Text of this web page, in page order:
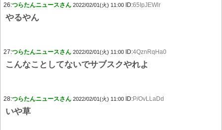
26:つらたんニュースさん 2022/02/01(火) 11:00 ID:65IpJEWlr
やるやん
27:つらたんニュースさん 2022/02/01(火) 11:00 ID:4QznRqHa0
こんなことしてないでサブスクやれよ
28:つらたんニュースさん 2022/02/01(火) 11:00 ID:P/OvLLaDd
いや草